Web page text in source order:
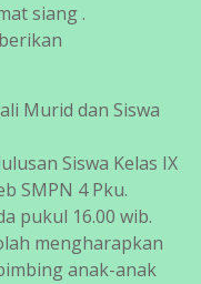
siang .
Murid dan Siswa
Siswa Kelas IX
SMPN 4 Pku.
pukul 16.00 wib.
mengharapkan
anak-anak